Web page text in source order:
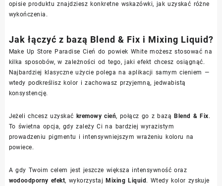
opisie produktu znajdziesz konkretne wskazówki, jak uzyskać różne
wykończenia.
Jak łączyć z bazą Blend & Fix i Mixing Liquid?
Make Up Store Paradise Cień do powiek White możesz stosować na
kilka sposobów, w zależności od tego, jaki efekt chcesz osiągnąć.
Najbardziej klasyczne użycie polega na aplikacji samym cieniem —
wtedy podkreślisz kolor i zachowasz przyjemną, jedwabistą
konsystencję.
Jeżeli chcesz uzyskać kremowy cień, połącz go z bazą Blend & Fix.
To świetna opcja, gdy zależy Ci na bardziej wyrazistym
prowadzeniu pigmentu i intensywniejszym wrażeniu koloru na
powiece.
A gdy Twoim celem jest jeszcze większa intensywność oraz
wodoodporny efekt, wykorzystaj Mixing Liquid . Wtedy kolor zyskuje